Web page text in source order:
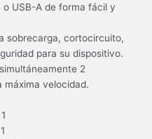
USB-A de forma fácil y
sobrecarga, cortocircuito,
para su dispositivo.
2
máxima velocidad.